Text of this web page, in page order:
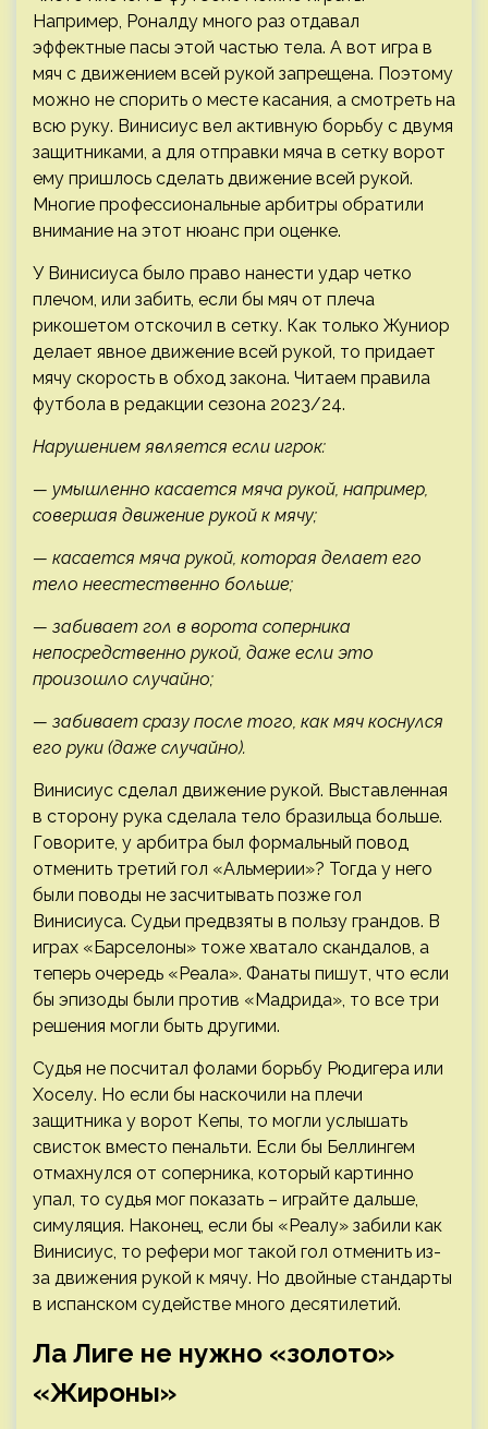
Например, Роналду много раз отдавал
эффектные пасы этой частью тела. А вот игра в
мяч с движением всей рукой запрещена. Поэтому
можно не спорить о месте касания, а смотреть на
всю руку. Винисиус вел активную борьбу с двумя
защитниками, а для отправки мяча в сетку ворот
ему пришлось сделать движение всей рукой.
Многие профессиональные арбитры обратили
внимание на этот нюанс при оценке.
У Винисиуса было право нанести удар четко
плечом, или забить, если бы мяч от плеча
рикошетом отскочил в сетку. Как только Жуниор
делает явное движение всей рукой, то придает
мячу скорость в обход закона. Читаем правила
футбола в редакции сезона 2023/24.
Нарушением является если игрок:
— умышленно касается мяча рукой, например,
совершая движение рукой к мячу;
— касается мяча рукой, которая делает его
тело неестественно больше;
— забивает гол в ворота соперника
непосредственно рукой, даже если это
произошло случайно;
— забивает сразу после того, как мяч коснулся
его руки (даже случайно).
Винисиус сделал движение рукой. Выставленная
в сторону рука сделала тело бразильца больше.
Говорите, у арбитра был формальный повод
отменить третий гол «Альмерии»? Тогда у него
были поводы не засчитывать позже гол
Винисиуса. Судьи предвзяты в пользу грандов. В
играх «Барселоны» тоже хватало скандалов, а
теперь очередь «Реала». Фанаты пишут, что если
бы эпизоды были против «Мадрида», то все три
решения могли быть другими.
Судья не посчитал фолами борьбу Рюдигера или
Хоселу. Но если бы наскочили на плечи
защитника у ворот Кепы, то могли услышать
свисток вместо пенальти. Если бы Беллингем
отмахнулся от соперника, который картинно
упал, то судья мог показать – играйте дальше,
симуляция. Наконец, если бы «Реалу» забили как
Винисиус, то рефери мог такой гол отменить из-
за движения рукой к мячу. Но двойные стандарты
в испанском судействе много десятилетий.
Ла Лиге не нужно «золото»
«Жироны»